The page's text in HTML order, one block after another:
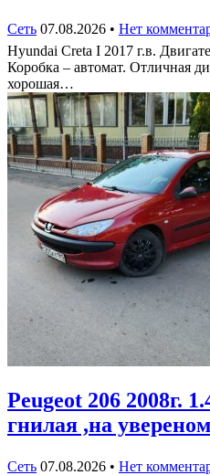
Сеть 07.08.2026 • Нет
Hyundai Creta I 2017 г.в.
Коробка – автомат. Отличная
хорошая…
Peugeot 206 2008г.
гнилая ,на увереном
Сеть 07.08.2026 • Нет